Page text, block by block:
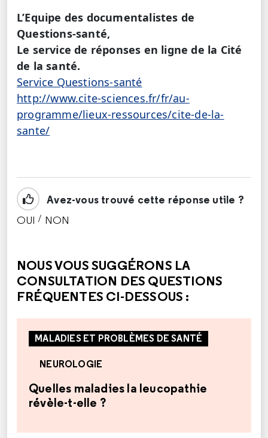
L’Equipe des documentalistes de
Questions-santé,
Le service de réponses en ligne de la Cité
de la santé.
Service Questions-santé
http://www.cite-sciences.fr/fr/au-
programme/lieux-ressources/cite-de-la-
sante/
Avez-vous trouvé cette réponse utile ?
OUI / NON
NOUS VOUS SUGGÉRONS LA
CONSULTATION DES QUESTIONS
FRÉQUENTES CI-DESSOUS :
MALADIES ET PROBLÈMES DE SANTÉ
NEUROLOGIE
Quelles maladies la leucopathie
révèle-t-elle ?